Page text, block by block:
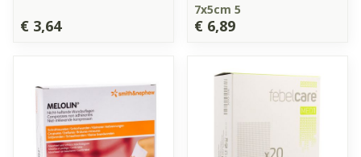
€ 3,64
7x5cm 5
€ 6,89